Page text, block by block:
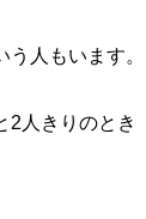
人もいます。
2人きりのとき